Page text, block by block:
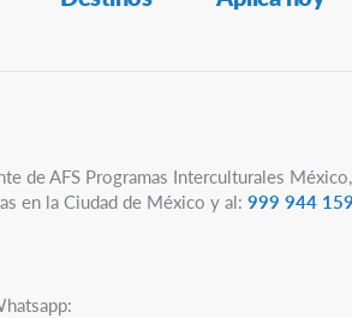
de AFS Programas Interculturales
en la Ciudad de México y al: 999 944